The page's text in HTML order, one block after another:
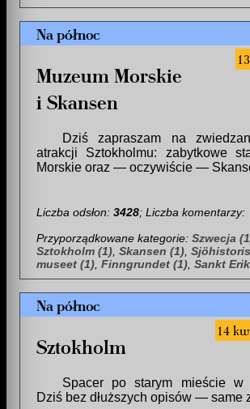
Na północ
Muzeum Morskie
i Skansen
Dziś zapraszam na
atrakcji Sztokholmu: zabytkowe
Morskie oraz — oczywiście —
Liczba odsłon: 3428; Liczba komentarzy:
Przyporządkowane kategorie: Szwecja
Sztokholm (1) Skansen (1)
museet (1) Finngrundet (1) Sankt
Na północ
14
Sztokholm
Spacer po starym mieście w
Dziś bez dłuższych opisów — same